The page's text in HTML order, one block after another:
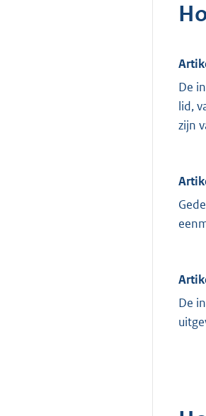
De
lid,
zijn
De